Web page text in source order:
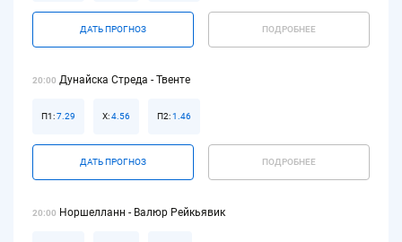
ДАТЬ ПРОГНОЗ ПОДРОБНЕЕ
20:00 Дунайска Стреда - Твенте
ДАТЬ ПРОГНОЗ
П1:7.29 Х:4.56 П2:1.46
ПОДРОБНЕЕ
20:00 Норшелланн - Валюр Рейкьявик